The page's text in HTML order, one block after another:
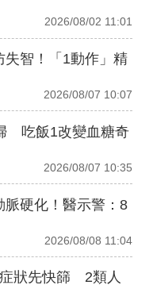
2026/08/02 11:01
失智！「1動作」精
2026/08/07 10:07
吃飯1改變血糖奇
2026/08/07 10:35
脈硬化！醫示警：8
2026/08/08 11:04
狀先快篩 2類人